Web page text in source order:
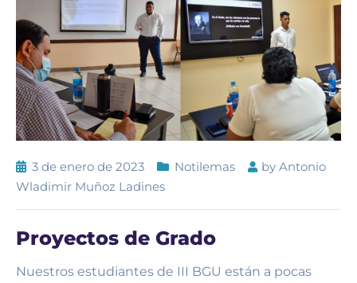
3 de enero de 2023 Notilemas by Antonio
Wladimir Muñoz Ladines
Proyectos de Grado
Nuestros estudiantes de III BGU están a pocas